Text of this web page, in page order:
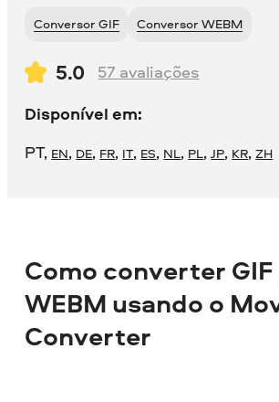
Conversor GIF Conversor WEBM
5.0 57 avaliações
Disponível em:
PT, EN, DE, FR, IT, ES, NL, PL,JP, KR,ZH
Como converter
WEBM usando o
Converter